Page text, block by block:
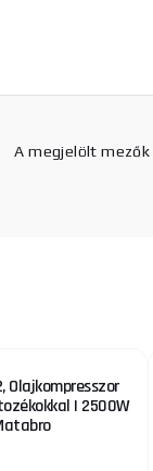
A megjelölt mezők
Olajkompresszor
| 2500W